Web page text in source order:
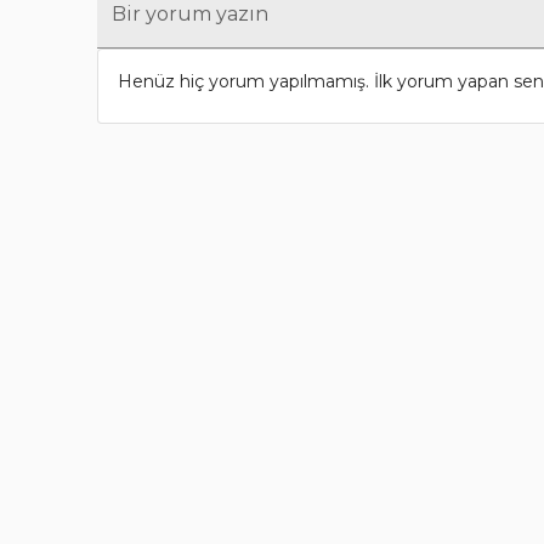
Bir yorum yazın
Henüz hiç yorum yapılmamış. İlk yorum yapan